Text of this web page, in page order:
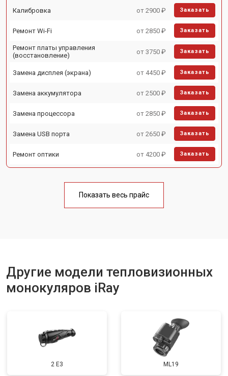
Калибровка от 2900 ₽ Заказать
Ремонт Wi-Fi от 2850 ₽ Заказать
Ремонт платы управления
(восстановление)
от 3750 ₽ Заказать
Замена дисплея (экрана) от 4450 ₽ Заказать
Замена аккумулятора от 2500 ₽ Заказать
Замена процессора от 2850 ₽ Заказать
Замена USB порта от 2650 ₽ Заказать
Ремонт оптики от 4200 ₽ Заказать
Показать весь прайс
Другие модели тепловизионных
монокуляров iRay
2 E3 ML19